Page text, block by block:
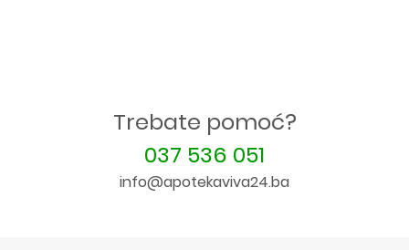
Trebate pomoć?
037 536 051
info@apotekaviva24.ba